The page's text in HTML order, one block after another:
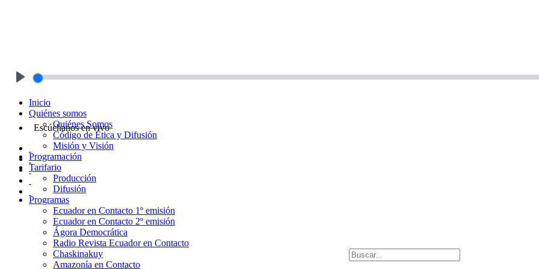
Escúchanos en vivo
Inicio
Quiénes somos
Quiénes Somos
Código de Ética y Difusión
Misión y Visión
Programación
Tarifario
Producción
Difusión
Programas
Ecuador en Contacto 1º emisión
Ecuador en Contacto 2º emisión
Ágora Democrática
Radio Revista Ecuador en Contacto
Chaskinakuy
Amazonía en Contacto